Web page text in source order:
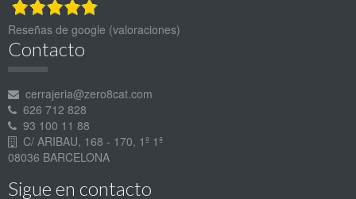
Reseñas de google (valoraciones)
Contacto
cerrajeria@zero8cat.com
626 712 828
93 100 11 88
C/ ARIBAU, 168 - 170, 1º 1ª
08036 BARCELONA
Sigue en contacto